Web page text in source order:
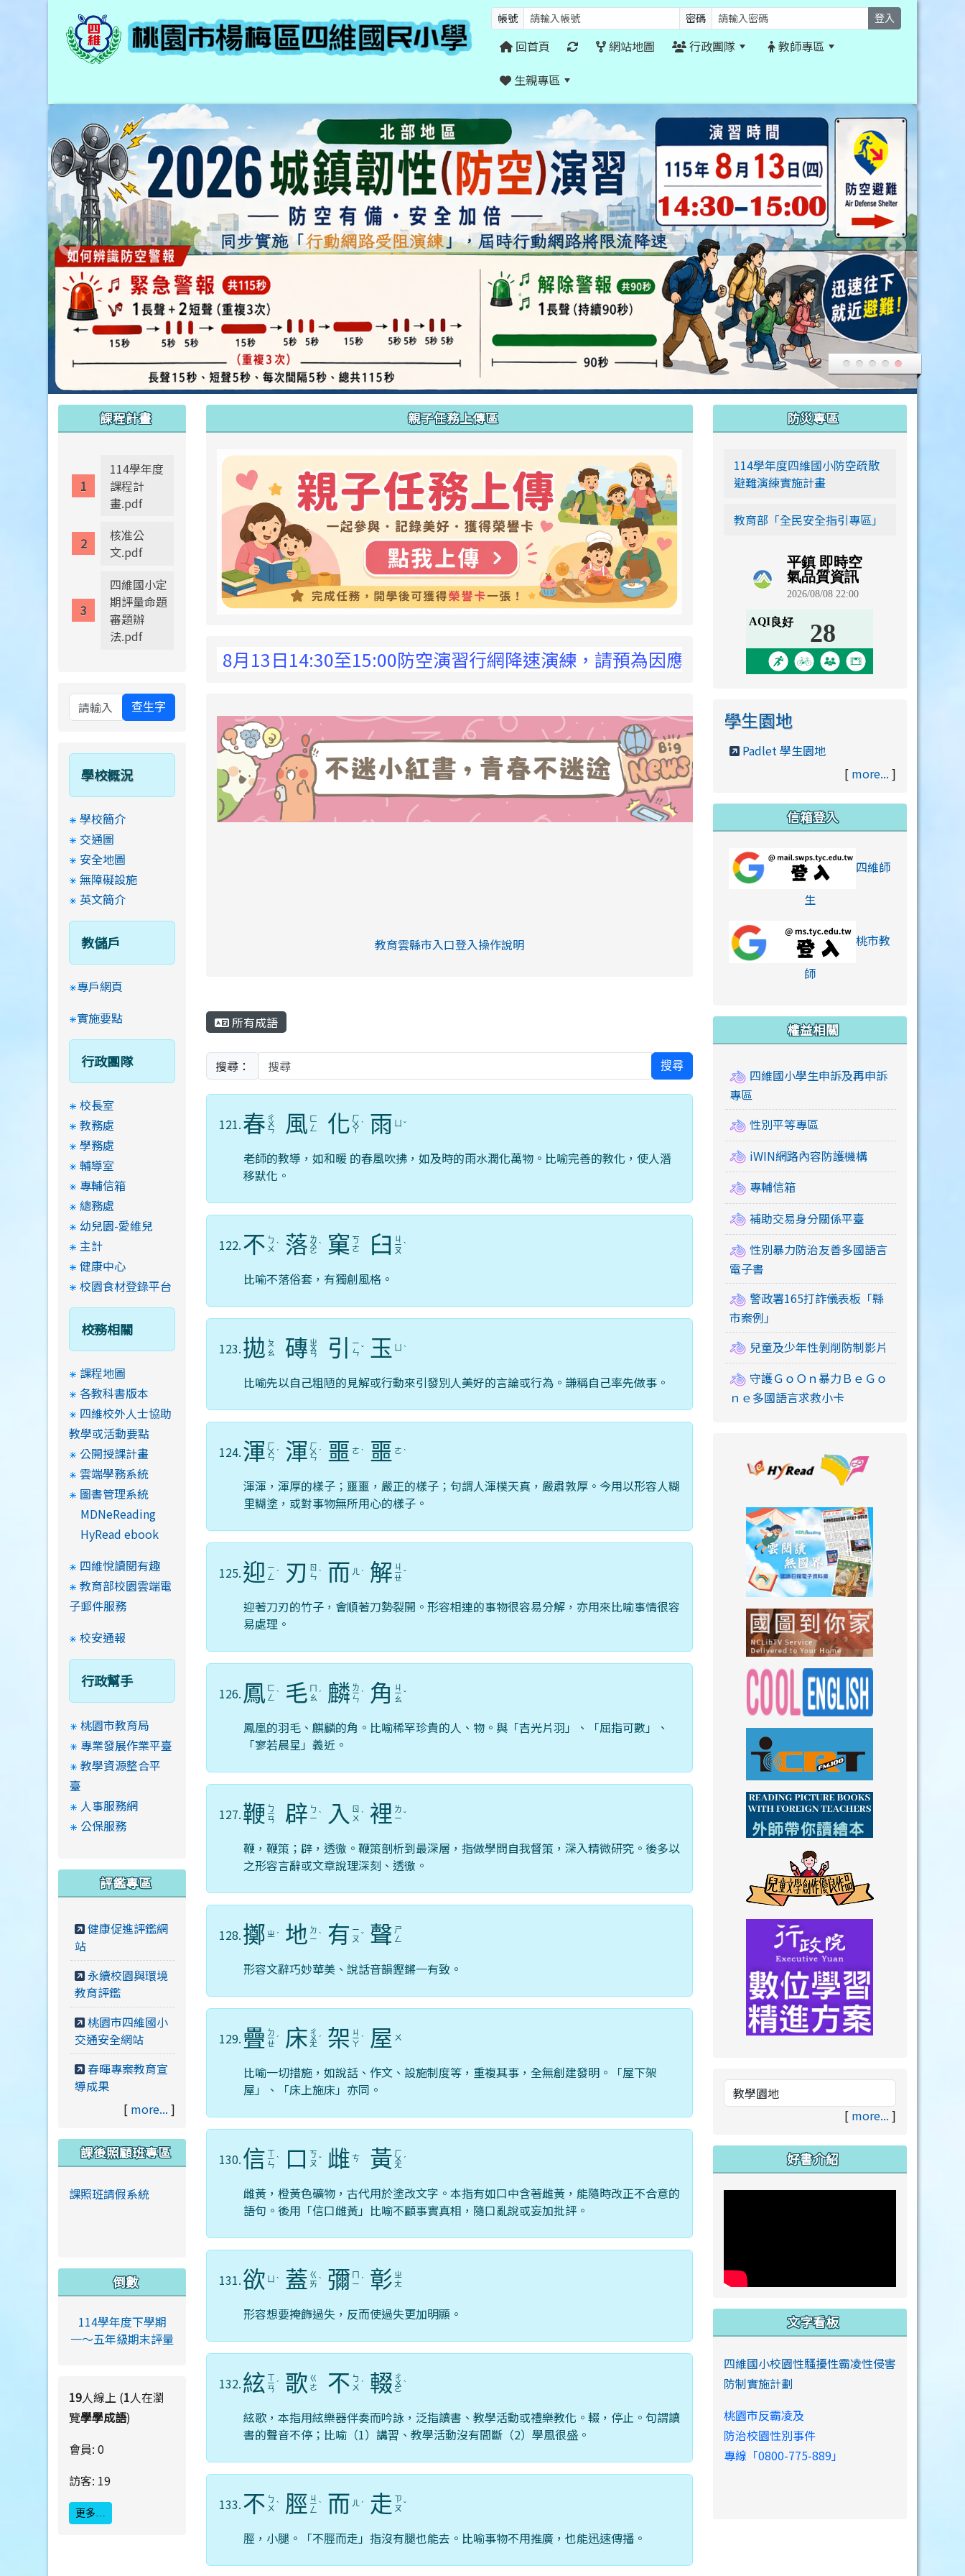
帳號 密碼 登入
回首頁 網站地圖 行政團隊
教師專區
生親專區
親子任務上傳區
link to https://siwei-family.work-
8月13日14:30至15:00防空演習行網降速演練，請預為因應，詳洽NCC官網
link to https://eliteracy.edu.tw/Shorts/xiaohongshu.html
link to https://eliteracy.edu.tw/Shorts/xiaohongshu.html
教育雲縣市入口登入操作說明
link to https://eliteracy.edu.tw/Shorts/xiaohongshu.html
所有成語
搜尋： 搜尋
121.春 ㄔ
ㄨ
ㄣ 風 ㄈ
ㄥ
化 ㄏ
ㄨ
ㄚ
ˋ 雨 ˇ
老師的教導，如和暖 的春風吹拂，如及時的雨水潤化萬物。比喻完善的教化，使人潛
移默化。
122.不 ㄅ
ㄨ ˋ 落 ㄌ
ㄨ
ㄛ
ˋ 窠 ㄎ
ㄜ
臼 ㄐ
ㄧ
ㄡ
ˋ
比喻不落俗套，有獨創風格。
123.拋 ㄆ
ㄠ
磚 ㄓ
ㄨ
ㄢ 引
ㄧ
ㄣ ˇ 玉 ˋ
比喻先以自己粗陋的見解或行動來引發別人美好的言論或行為。謙稱自己率先做事。
124.渾 ㄏ
ㄨ
ㄣ
ˊ 渾 ㄏ
ㄨ
ㄣ
ˊ 噩 ㄜ ˋ 噩 ㄜ ˋ
渾渾，渾厚的樣子；噩噩，嚴正的樣子；句謂人渾樸天真，嚴肅敦厚。今用以形容人糊
里糊塗，或對事物無所用心的樣子。
125.迎 ㄧ
ㄥ ˊ 刃
ㄖ
ㄣ ˋ 而 ㄦ ˊ 解 ㄐ
ㄧ
ㄝ
ˇ
迎著刀刃的竹子，會順著刀勢裂開。形容相連的事物很容易分解，亦用來比喻事情很容
易處理。
126. 鳳 ㄈ
ㄥ ˋ 毛 ㄇ
ㄠ ˊ 麟 ㄌ
ㄧ
ㄣ
ˊ 角 ㄐ
ㄧ
ㄠ
ˇ
鳳凰的羽毛、麒麟的角。比喻稀罕珍貴的人、物。與「吉光片羽」、「屈指可數」、
「寥若晨星」義近。
127.鞭 ㄅ
ㄧ
ㄢ 辟 ㄅ
ㄧ ˋ 入
ㄖ
ㄨ ˋ 裡 ㄌ
ㄧ ˇ
鞭，鞭策；辟，透徹。鞭策剖析到最深層，指做學問自我督策，深入精微研究。後多以
之形容言辭或文章說理深刻、透徹。
128.擲 ㄓ ˊ 地 ㄉ
ㄧ ˋ 有 ㄧ
ㄡ ˇ 聲 ㄕ
ㄥ
形容文辭巧妙華美、說話音韻鏗鏘一有致。
129. 疊 ㄉ
ㄧ
ㄝ
ˊ 床 ㄔ
ㄨ
ㄤ
ˊ 架 ㄐ
ㄧ
ㄚ
ˋ 屋 ㄨ
比喻一切措施，如說話、作文、設施制度等，重複其事，全無創建發明。「屋下架
屋」、「床上施床」亦同。
130.信 ㄒ
ㄧ
ㄣ
ˋ 口 ㄎ
ㄡ ˇ 雌 ㄘ 黃 ㄏ
ㄨ
ㄤ
ˊ
雌黃，橙黃色礦物，古代用於塗改文字。本指有如口中含著雌黃，能隨時改正不合意的
語句。後用「信口雌黃」比喻不顧事實真相，隨口亂說或妄加批評。
131.欲 ˋ 蓋 ㄍ
ㄞ ˋ 彌 ㄇ
ㄧ ˊ 彰 ㄓ
ㄤ
形容想要掩飾過失，反而使過失更加明顯。
132.絃 ㄒ
ㄧ
ㄢ
ˊ 歌 ㄍ
ㄜ
不 ㄅ
ㄨ ˊ 輟 ㄔ
ㄨ
ㄛ
ˋ
絃歌，本指用絃樂器伴奏而吟詠，泛指讀書、教學活動或禮樂教化。輟，停止。句謂讀
書的聲音不停；比喻（1）講習、教學活動沒有間斷（2）學風很盛。
133.不 ㄅ
ㄨ ˋ 脛 ㄐ
ㄧ
ㄥ
ˋ 而 ㄦ ˊ 走 ㄗ
ㄡ ˇ
脛，小腿。「不脛而走」指沒有腿也能去。比喻事物不用推廣，也能迅速傳播。
課程計畫
114學年度
課程計
畫.pdf
核准公
文.pdf
四維國小定
期評量命題
審題辦
法.pdf
查生字
學校概況
學校簡介
交通圖
安全地圖
無障礙設施
英文簡介
教儲戶
專戶網頁
實施要點
行政團隊
校長室
教務處
學務處
輔導室
專輔信箱
總務處
幼兒園-愛維兒
主計
健康中心
校園食材登錄平台
校務相關
課程地圖
各教科書版本
四維校外人士協助
教學或活動要點
公開授課計畫
雲端學務系統
圖書管理系統
MDNeReading
HyRead ebook
四維悅讀閱有趣
教育部校園雲端電
子郵件服務
校安通報
行政幫手
桃園市教育局
專業發展作業平臺
教學資源整合平
臺
人事服務網
公保服務
評鑑專區
健康促進評鑑網
站
永續校園與環境
教育評鑑
桃園市四維國小
交通安全網站
春暉專案教育宣
導成果
[ more... ]
課後照顧班專區
課照班請假系統
倒數
114學年度下學期
一～五年級期末評量
19人線上 (1人在瀏
覽學學成語)
會員: 0
訪客: 19
更多…
防災專區
114學年度四維國小防空疏散
避難演練實施計畫
教育部「全民安全指引專區」
學生園地
Padlet 學生園地
[ more... ]
信箱登入
四維師
生link to https://
桃市教
師link to https://
權益相關
四維國小學生申訴及再申訴
專區
性別平等專區
iWIN網路內容防護機構
專輔信箱
補助交易身分關係平臺
性別暴力防治友善多國語言
電子書
警政署165打詐儀表板「縣
市案例」
兒童及少年性剝削防制影片
守護ＧｏＯｎ暴力ＢｅＧｏ
ｎｅ多國語言求救小卡
link to https://
link to https://
link to http://www.icrt.com.tw/
link to https://www.youtube.com/
[ more... ]
好書介紹
文字看板
四維國小校園性騷擾性霸凌性侵害
防制實施計劃
桃園市反霸凌及
防治校園性別事件
專線「0800-775-889」